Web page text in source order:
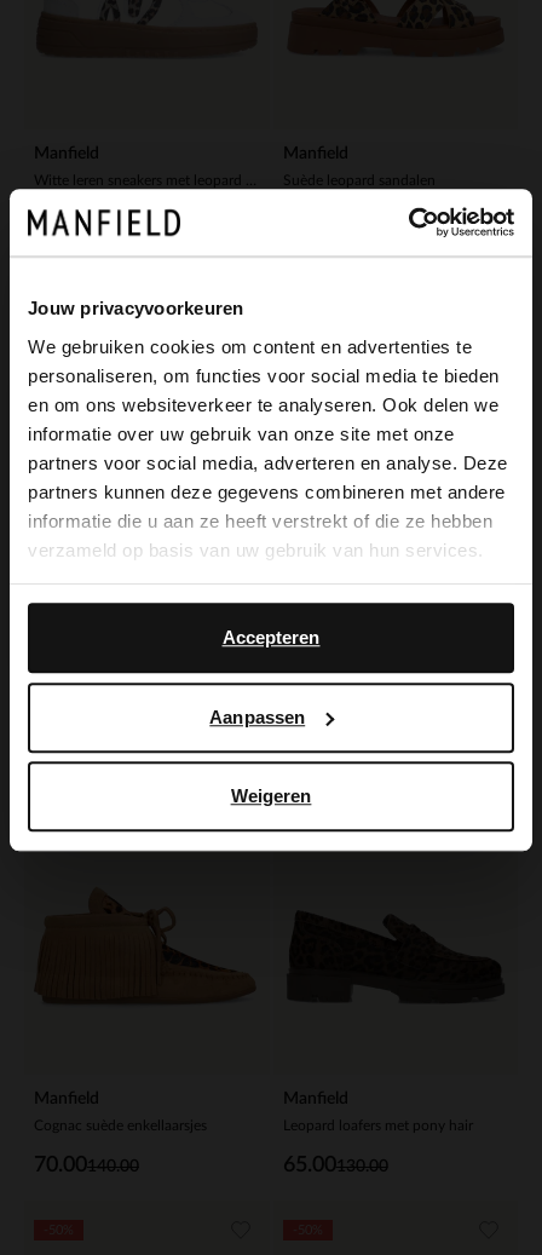
Jouw privacyvoorkeuren
We gebruiken cookies om content en advertenties te
personaliseren, om functies voor social media te bieden
en om ons websiteverkeer te analyseren. Ook delen we
informatie over uw gebruik van onze site met onze
partners voor social media, adverteren en analyse. Deze
partners kunnen deze gegevens combineren met andere
informatie die u aan ze heeft verstrekt of die ze hebben
verzameld op basis van uw gebruik van hun services.
Accepteren
Aanpassen
Weigeren
Manfield
129.98
77.99
Manfield
Suède leopard sandalen
119.99 90.99
Manfield
Cognac suède enkellaarsjes
140.00
70.00
-50%
Manfield
Leopard loafers met pony hair
130.00
65.00
-50%
×
View this website in English?
It looks like your language isn't Dutch. Would
you like to switch to English?
English